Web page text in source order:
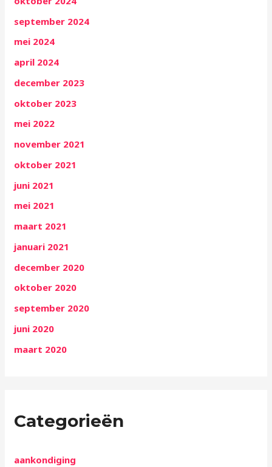
september 2024
mei 2024
april 2024
december 2023
oktober 2023
mei 2022
november 2021
oktober 2021
juni 2021
mei 2021
maart 2021
januari 2021
december 2020
oktober 2020
september 2020
juni 2020
maart 2020
Categorieën
aankondiging